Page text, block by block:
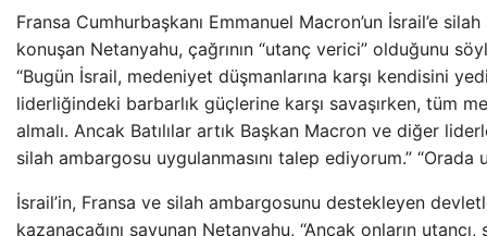
Fransa Cumhurbaşkanı Emmanuel Macron’un İsrail’e
konuşan Netanyahu, çağrının “utanç verici” olduğunu
“Bugün İsrail, medeniyet düşmanlarına karşı kendisini
liderliğindeki barbarlık güçlerine karşı savaşırken, tüm
almalı. Ancak Batılılar artık Başkan Macron ve diğer
silah ambargosu uygulanmasını talep ediyorum.” “Orada
İsrail’in, Fransa ve silah ambargosunu destekleyen
kazanacağını savunan Netanyahu, “Ancak onların